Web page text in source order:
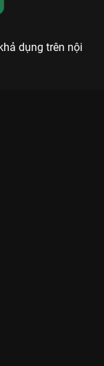
dụng trên nội